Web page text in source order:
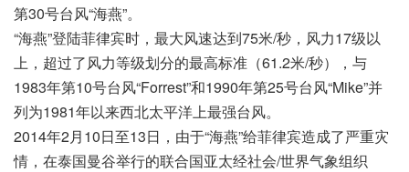
第30号台风“海燕”。
“海燕”登陆菲律宾时，最大风速达到75米/秒，风力17级以
上，超过了风力等级划分的最高标准（61.2米/秒），与
1983年第10号台风“Forrest”和1990年第25号台风“Mike”并
列为1981年以来西北太平洋上最强台风。
2014年2月10日至13日，由于“海燕”给菲律宾造成了严重灾
情，在泰国曼谷举行的联合国亚太经社会/世界气象组织